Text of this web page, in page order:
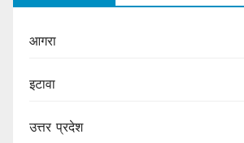
आगरा
इटावा
उत्तर प्रदेश